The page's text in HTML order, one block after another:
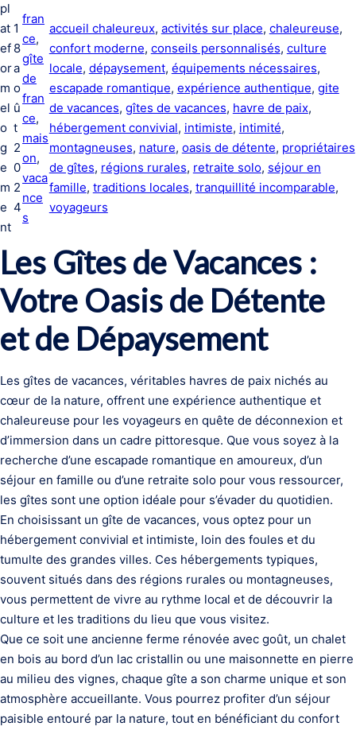
pl
at
ef
or
m
el
o
g
e
m
e
nt
1
8
a
o
û
t
2
0
2
4
fran
ce
gîte
de
fran
ce
mais
on
vaca
nce
s
accueil chaleureux, activités sur place, chaleureuse
confort moderne, conseils personnalisés, culture
locale, dépaysement, équipements nécessaires
escapade romantique, expérience authentique, gite
de vacances, gîtes de vacances, havre de paix
hébergement convivial, intimiste, intimité
montagneuses, nature, oasis de détente, propriétaires
de gîtes, régions rurales, retraite solo, séjour en
famille, traditions locales, tranquillité incomparable
voyageurs
Les Gîtes de Vacances :
Votre Oasis de Détente
et de Dépaysement
Les gîtes de vacances, véritables havres de paix nichés au
cœur de la nature, offrent une expérience authentique et
chaleureuse pour les voyageurs en quête de déconnexion et
d’immersion dans un cadre pittoresque. Que vous soyez à la
recherche d’une escapade romantique en amoureux, d’un
séjour en famille ou d’une retraite solo pour vous ressourcer,
les gîtes sont une option idéale pour s’évader du quotidien.
En choisissant un gîte de vacances, vous optez pour un
hébergement convivial et intimiste, loin des foules et du
tumulte des grandes villes. Ces hébergements typiques,
souvent situés dans des régions rurales ou montagneuses,
vous permettent de vivre au rythme local et de découvrir la
culture et les traditions du lieu que vous visitez.
Que ce soit une ancienne ferme rénovée avec goût, un chalet
en bois au bord d’un lac cristallin ou une maisonnette en pierre
au milieu des vignes, chaque gîte a son charme unique et son
atmosphère accueillante. Vous pourrez profiter d’un séjour
paisible entouré par la nature, tout en bénéficiant du confort